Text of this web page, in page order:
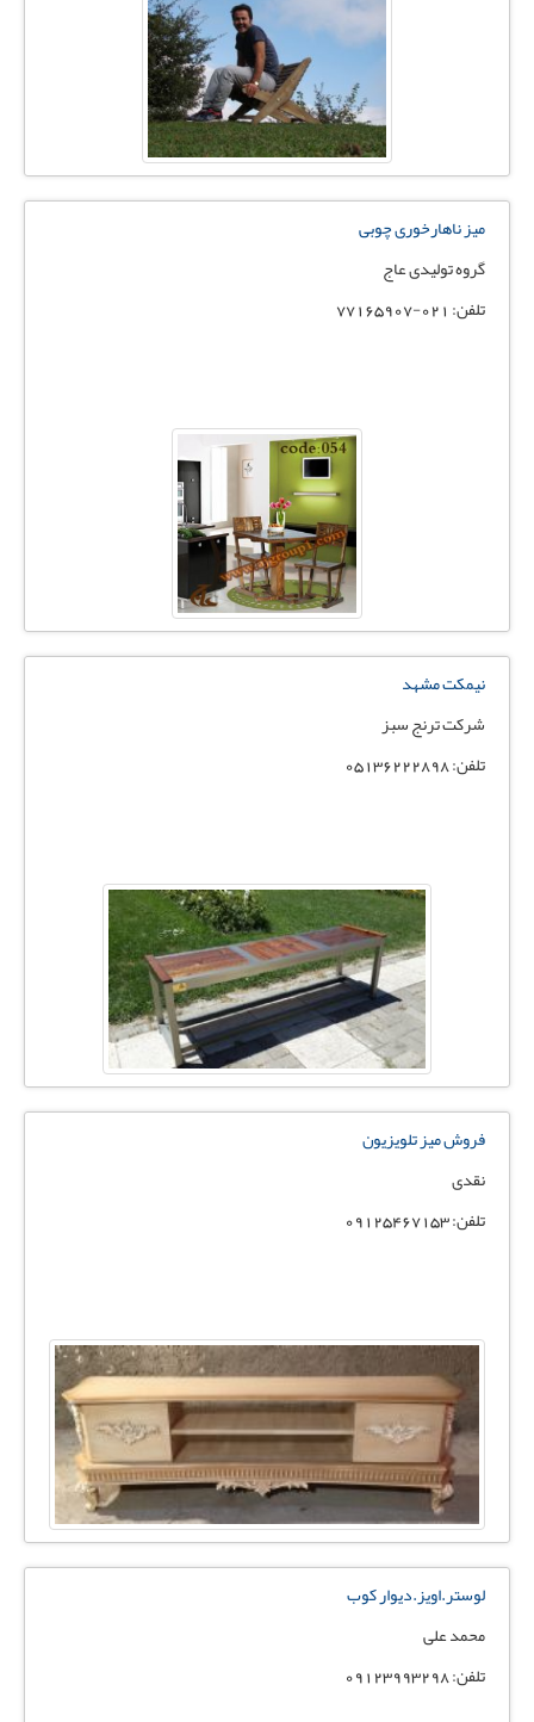
میز ناهارخوری چوبی
گروه تولیدی عاج
تلفن: 021-77165907
نیمکت مشهد
شرکت ترنج سبز
تلفن: 05136222898
فروش میز تلویزیون
نقدی
تلفن: 09125467153
لوستر.اویز.دیوار کوب
محمد علی
تلفن: 09123993298